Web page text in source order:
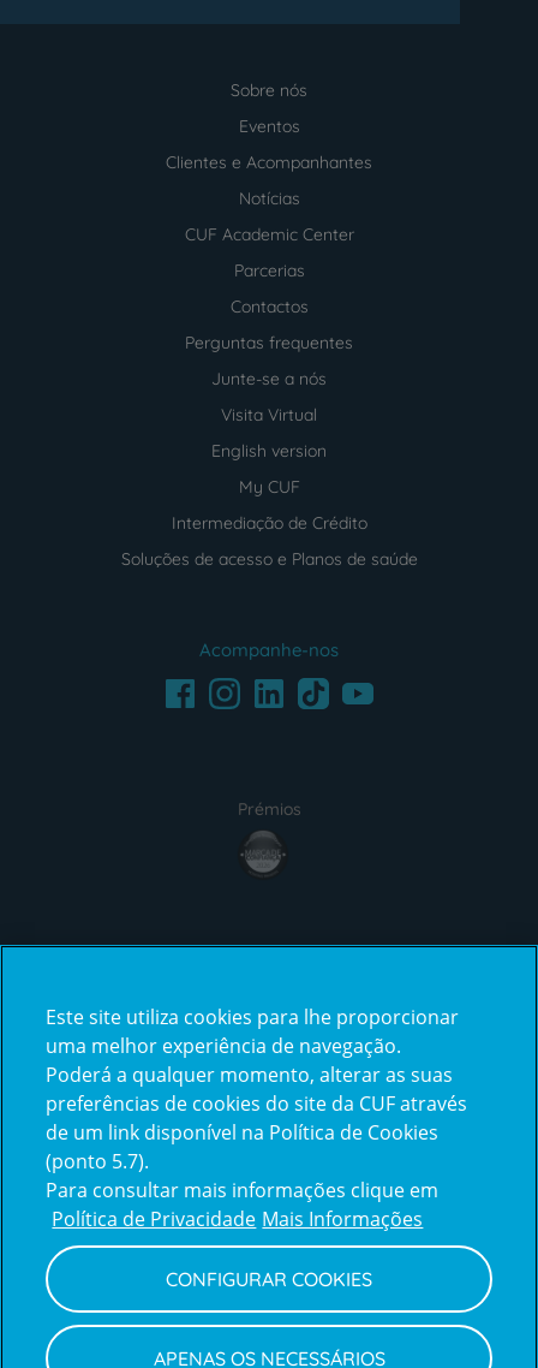
Sobre nós
Eventos
Clientes e Acompanhantes
Notícias
CUF Academic Center
Parcerias
Contactos
Perguntas frequentes
Junte-se a nós
Visita Virtual
English version
My CUF
Intermediação de Crédito
Soluções de acesso e Planos de saúde
Acompanhe-nos
FacebookInstagramLinkedInTikTokYoutube
Prémios
award4
certification2certification3
Reclamações
e
elogios
Política de Privacidade e Cookies
Este site utiliza cookies para lhe proporcionar
uma melhor experiência de navegação.
Poderá a qualquer momento, alterar as suas
preferências de cookies do site da CUF através
de um link disponível na Política de Cookies
(ponto 5.7).
Para consultar mais informações clique em
Política de Privacidade Mais Informações
CONFIGURAR COOKIES
APENAS OS NECESSÁRIOS